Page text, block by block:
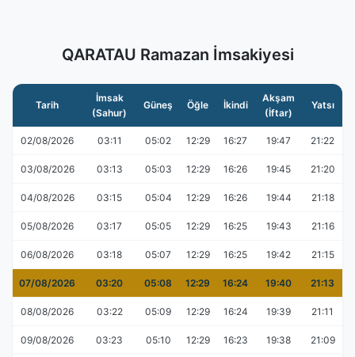
QARATAU Ramazan İmsakiyesi
Tarih
İmsak
(Sahur)
Güneş Öğle İkindi
Akşam
(İftar)
Yatsı
02/08/2026 03:11 05:02 12:29 16:27 19:47 21:22
03/08/2026 03:13 05:03 12:29 16:26 19:45 21:20
04/08/2026 03:15 05:04 12:29 16:26 19:44 21:18
05/08/2026 03:17 05:05 12:29 16:25 19:43 21:16
06/08/2026 03:18 05:07 12:29 16:25 19:42 21:15
07/08/2026 03:20 05:08 12:29 16:24 19:40 21:13
08/08/2026 03:22 05:09 12:29 16:24 19:39 21:11
09/08/2026 03:23 05:10 12:29 16:23 19:38 21:09